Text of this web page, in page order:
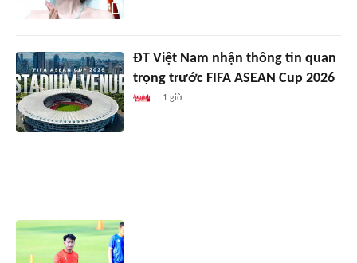
ĐT Việt Nam nhận thông tin quan
trọng trước FIFA ASEAN Cup 2026
1 giờ